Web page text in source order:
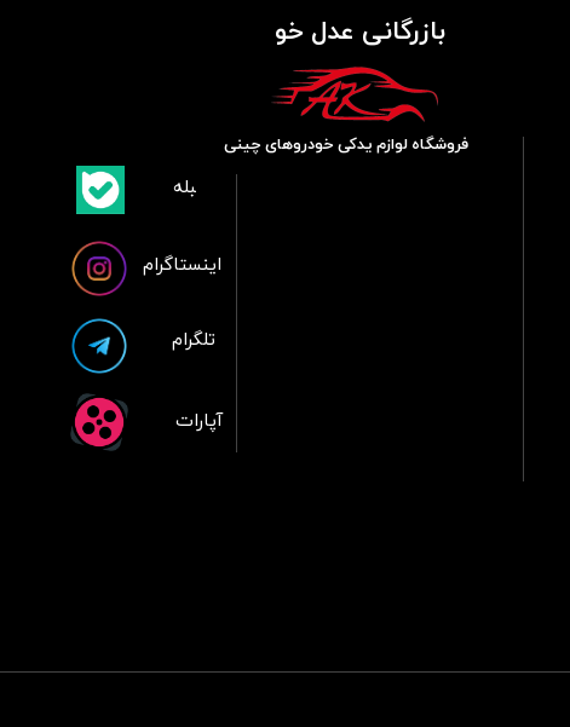
بازرگانی عدل خو
فروشگاه لوازم یدکی خودروهای چینی
آپارات
تلگرام
اینستاگرام
​بلبله​​​​​​​بله